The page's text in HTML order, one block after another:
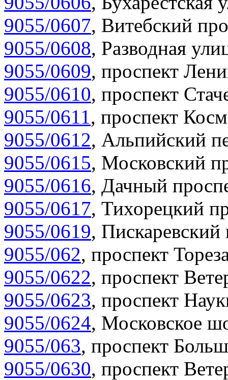
9055/0607, Витебский
9055/0608, Разводная
9055/0609, проспект
9055/0610, проспект
9055/0611, проспект
9055/0612, Альпийский
9055/0615, Московский
9055/0616, Дачный
9055/0617, Тихорецкий
9055/0619, Пискаревский
9055/062, проспект
9055/0622, проспект
9055/0623, проспект
9055/0624, Московское
9055/063, проспект
9055/0630, проспект